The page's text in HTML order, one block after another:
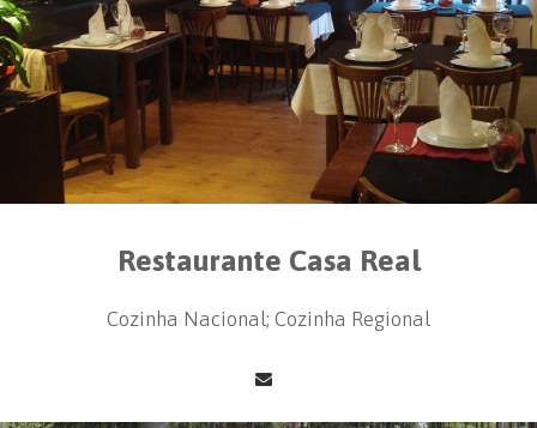
Restaurante Casa Real
Cozinha Nacional; Cozinha Regional